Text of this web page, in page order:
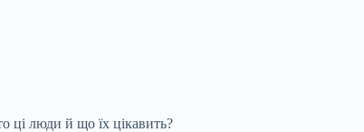
ці люди й що їх цікавить?